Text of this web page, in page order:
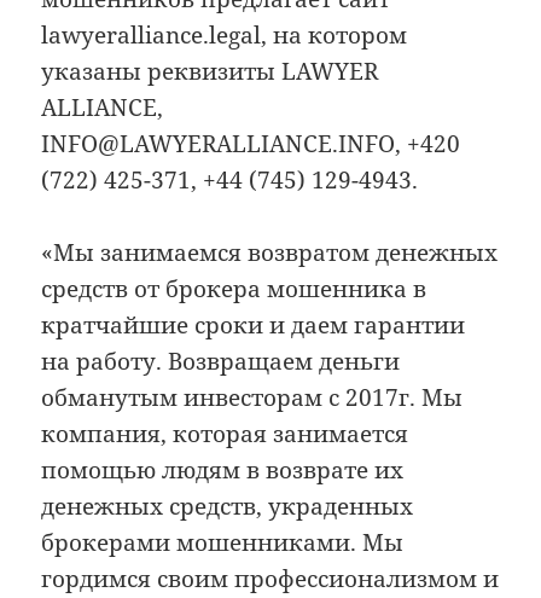
lawyeralliance.legal, на котором
указаны реквизиты LAWYER
ALLIANCE,
INFO@LAWYERALLIANCE.INFO, +420
(722) 425-371, +44 (745) 129-4943.
«Мы занимаемся возвратом денежных
средств от брокера мошенника в
кратчайшие сроки и даем гарантии
на работу. Возвращаем деньги
обманутым инвесторам с 2017г. Мы
компания, которая занимается
помощью людям в возврате их
денежных средств, украденных
брокерами мошенниками. Мы
гордимся своим профессионализмом и